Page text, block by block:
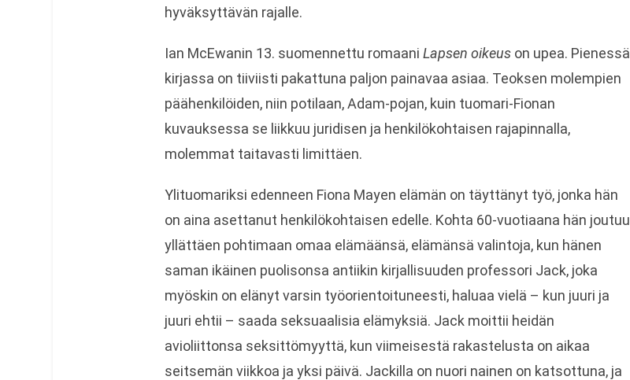
hyväksyttävän rajalle.
Ian McEwanin 13. suomennettu romaani Lapsen oikeuson upea. Pienessä
kirjassa on tiiviisti pakattuna paljon painavaa asiaa. Teoksen molempien
päähenkilöiden, niin potilaan, Adam-pojan, kuin tuomari-Fionan
kuvauksessa se liikkuu juridisen ja henkilökohtaisen rajapinnalla,
molemmat taitavasti limittäen.
Ylituomariksi edenneen Fiona Mayen elämän on täyttänyt työ, jonka hän
on aina asettanut henkilökohtaisen edelle. Kohta 60-vuotiaana hän joutuu
yllättäen pohtimaan omaa elämäänsä, elämänsä valintoja, kun hänen
saman ikäinen puolisonsa antiikin kirjallisuuden professori Jack, joka
myöskin on elänyt varsin työorientoituneesti, haluaa vielä – kun juuri ja
juuri ehtii – saada seksuaalisia elämyksiä. Jack moittii heidän
avioliittonsa seksittömyyttä, kun viimeisestä rakastelusta on aikaa
seitsemän viikkoa ja yksi päivä. Jackilla on nuori nainen on katsottuna, ja